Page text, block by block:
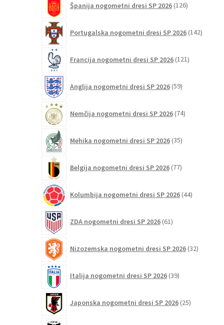
Španija nogometni dresi SP 2026 126izdelkov
Portugalska nogometni dresi SP 2026 142
Francija nogometni dresi SP 2026 121izdelkov
Anglija nogometni dresi SP 2026 59izdelkov
Nemčija nogometni dresi SP 2026 74izdelkov
Mehika nogometni dresi SP 2026 35izdelkov
Belgija nogometni dresi SP 2026 77izdelkov
Kolumbija nogometni dresi SP 2026 44izdelkov
ZDA nogometni dresi SP 2026 61izdelkov
Nizozemska nogometni dresi SP 2026 32izdelkov
Italija nogometni dresi SP 2026 39izdelkov
Japonska nogometni dresi SP 2026 25izdelkov